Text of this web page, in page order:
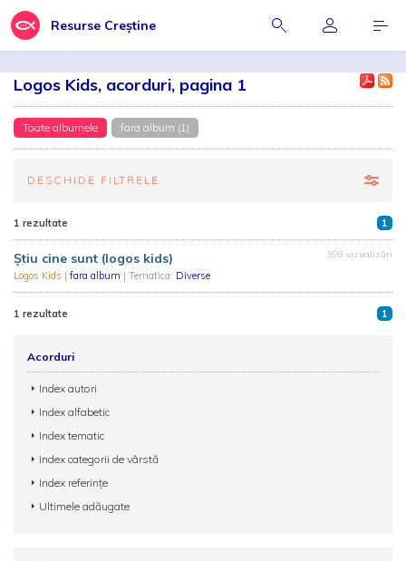
Resurse Creștine
Logos Kids, acorduri, pagina 1
Toate albumele fara album (1)
DESCHIDE FILTRELE
1 rezultate 1
Știu cine sunt (logos kids)
Logos Kids | fara album | Tematica: Diverse
398 vizualizări
1 rezultate 1
Acorduri
Index autori
Index alfabetic
Index tematic
Index categorii de vârstă
Index referințe
Ultimele adăugate